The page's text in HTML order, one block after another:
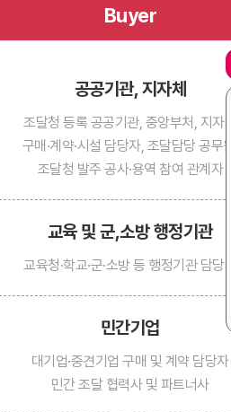
Buyer
공공기관, 지자체
조달청 등록 공공기관, 중앙부처, 지자체
구매·계약·시설 담당자, 조달담당 공무원,
조달청 발주 공사·용역 참여 관계자
교육 및 군,소방 행정기관
교육청·학교·군·소방 등 행정기관 담당자
민간기업
대기업·중견기업 구매 및 계약 담당자
민간 조달 협력사 및 파트너사